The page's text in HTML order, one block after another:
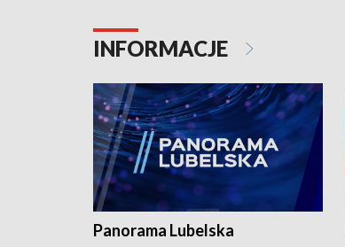
INFORMACJE
Panorama Lubelska